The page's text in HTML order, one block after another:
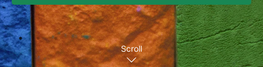
Scroll